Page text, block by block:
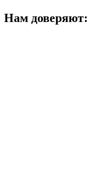
Нам доверяют: